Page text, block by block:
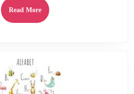
Read MoreRead
More